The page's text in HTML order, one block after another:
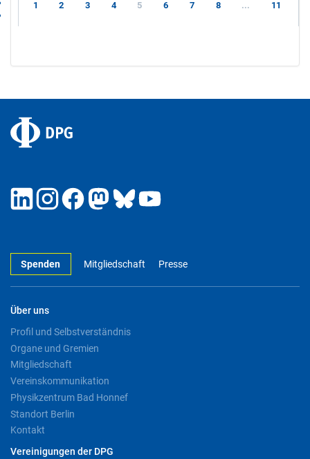
1 2 3 4 5 6 7 8 ... 11
Spenden Mitgliedschaft Presse
Über uns
Profil und Selbstverständnis
Organe und Gremien
Mitgliedschaft
Vereinskommunikation
Physikzentrum Bad Honnef
Standort Berlin
Kontakt
Vereinigungen der DPG